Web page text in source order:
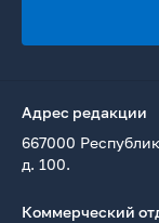
Адрес редакции
667000
д. 100.
Коммерческий